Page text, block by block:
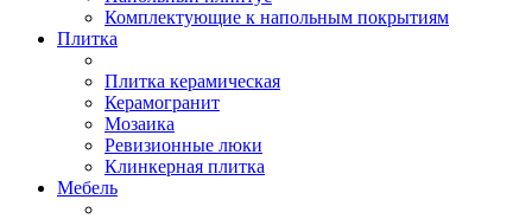
Комплектующие к напольным покрытиям
Плитка
Плитка керамическая
Керамогранит
Мозаика
Ревизионные люки
Клинкерная плитка
Мебель